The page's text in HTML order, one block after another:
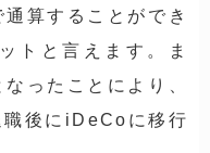
算することができ
トと言えます。ま
ったことにより、
職後にiDeCoに移行